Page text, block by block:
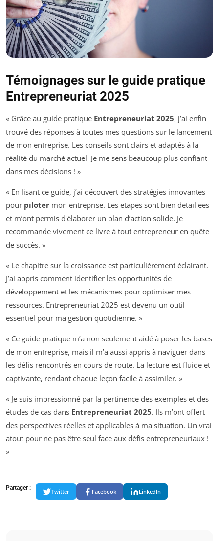
Témoignages sur le guide pratique
Entrepreneuriat 2025
« Grâce au guide pratique Entrepreneuriat 2025, j’ai enfin
trouvé des réponses à toutes mes questions sur le lancement
de mon entreprise. Les conseils sont clairs et adaptés à la
réalité du marché actuel. Je me sens beaucoup plus confiant
dans mes décisions ! »
« En lisant ce guide, j’ai découvert des stratégies innovantes
pour piloter mon entreprise. Les étapes sont bien détaillées
et m’ont permis d’élaborer un plan d’action solide. Je
recommande vivement ce livre à tout entrepreneur en quête
de succès. »
« Le chapitre sur la croissance est particulièrement éclairant.
J’ai appris comment identifier les opportunités de
développement et les mécanismes pour optimiser mes
ressources. Entrepreneuriat 2025 est devenu un outil
essentiel pour ma gestion quotidienne. »
« Ce guide pratique m’a non seulement aidé à poser les bases
de mon entreprise, mais il m’a aussi appris à naviguer dans
les défis rencontrés en cours de route. La lecture est fluide et
captivante, rendant chaque leçon facile à assimiler. »
« Je suis impressionné par la pertinence des exemples et des
études de cas dans Entrepreneuriat 2025. Ils m’ont offert
des perspectives réelles et applicables à ma situation. Un vrai
atout pour ne pas être seul face aux défis entrepreneuriaux !
»
Partager :
Twitter Facebook LinkedIn